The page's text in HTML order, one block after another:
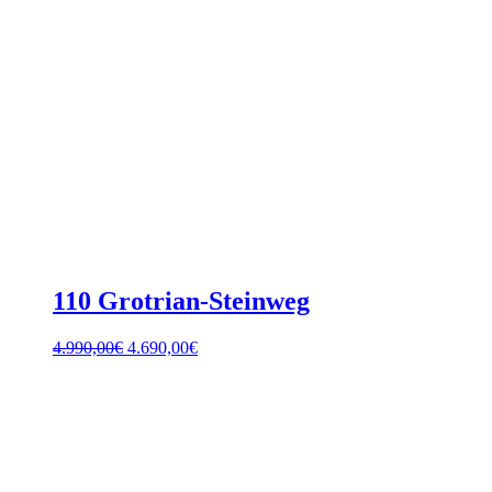
110 Grotrian-Steinweg
4.990,00€ Ursprünglicher
4.690,00€Aktueller